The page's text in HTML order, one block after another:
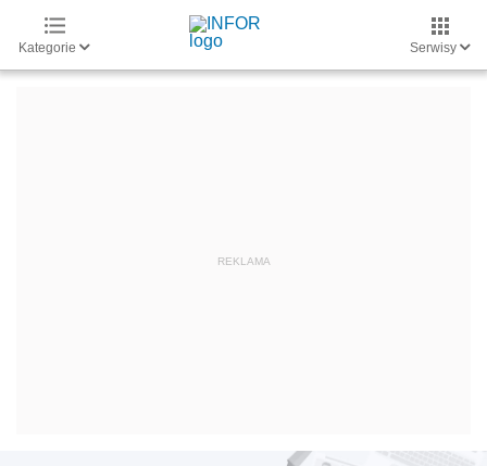
Kategorie Serwisy